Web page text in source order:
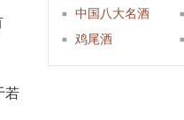
若
中国八大名酒
鸡尾酒